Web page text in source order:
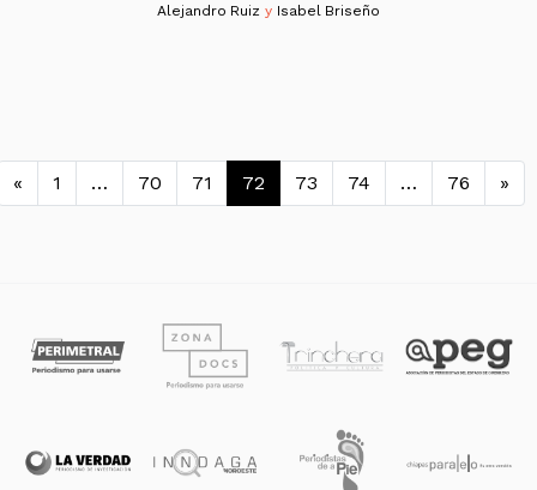
Alejandro Ruiz y Isabel Briseño
de entradas
« 1 … 70 71 72 73 74 … 76 »